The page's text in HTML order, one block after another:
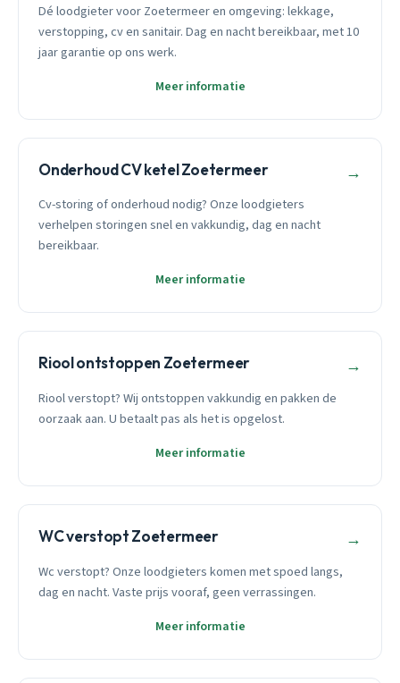
Dé loodgieter voor Zoetermeer en omgeving: lekkage,
verstopping, cv en sanitair. Dag en nacht bereikbaar, met 10
jaar garantie op ons werk.
Meer informatie
Onderhoud CV ketel Zoetermeer →
Cv-storing of onderhoud nodig? Onze loodgieters
verhelpen storingen snel en vakkundig, dag en nacht
bereikbaar.
Meer informatie
Riool ontstoppen Zoetermeer →
Riool verstopt? Wij ontstoppen vakkundig en pakken de
oorzaak aan. U betaalt pas als het is opgelost.
Meer informatie
WC verstopt Zoetermeer →
Wc verstopt? Onze loodgieters komen met spoed langs,
dag en nacht. Vaste prijs vooraf, geen verrassingen.
Meer informatie